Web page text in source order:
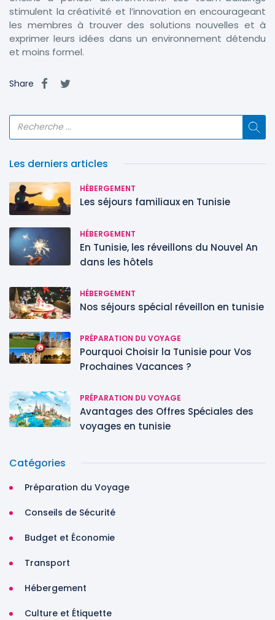
stimulent la créativité et l’innovation en encourageant
les membres à trouver des solutions nouvelles et à
exprimer leurs idées dans un environnement détendu
et moins formel.
Share
Les derniers articles
HÉBERGEMENT
Les séjours familiaux en Tunisie
HÉBERGEMENT
En Tunisie, les réveillons du Nouvel An
dans les hôtels
HÉBERGEMENT
Nos séjours spécial réveillon en tunisie
PRÉPARATION DU VOYAGE
Pourquoi Choisir la Tunisie pour Vos
Prochaines Vacances ?
PRÉPARATION DU VOYAGE
Avantages des Offres Spéciales des
voyages en tunisie
Catégories
Préparation du Voyage
Conseils de Sécurité
Budget et Économie
Transport
Hébergement
Culture et Étiquette